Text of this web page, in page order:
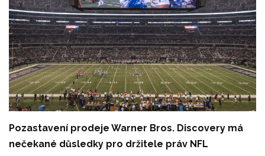
Pozastavení prodeje Warner Bros. Discovery má
nečekané důsledky pro držitele práv NFL